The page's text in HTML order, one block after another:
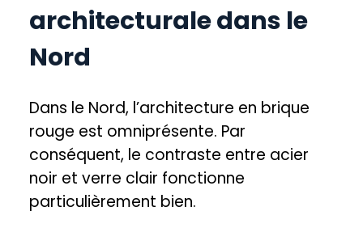
architecturale dans le
Nord
Dans le Nord, l’architecture en brique
rouge est omniprésente. Par
conséquent, le contraste entre acier
noir et verre clair fonctionne
particulièrement bien.